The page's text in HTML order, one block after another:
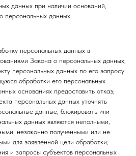
данных при наличии оснований,
персональных данных.
персональных данных в
Закона о персональных данных;
персональных данных по его запросу
обработки его персональных
основаниях предоставить отказ;
персональных данных уточнять
данные, блокировать или
данных являются неполными,
незаконно полученными или не
для заявленной цели обработки;
и запросы субъектов персональных